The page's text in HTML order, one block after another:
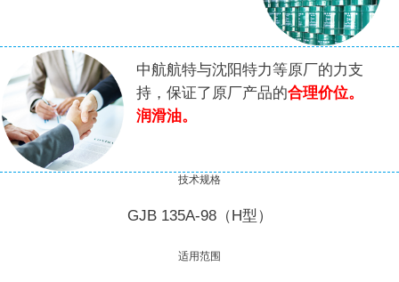
中航航特与沈阳特力等原厂的力支
持，保证了原厂产品的合理价位。
润滑油。
技术规格
GJB 135A-98（H型）
适用范围